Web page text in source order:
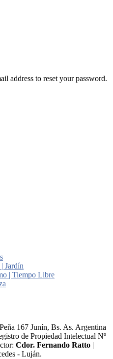
address to reset your password.
Jardín
| Tiempo Libre
167 Junín, Bs. As. Argentina
de Propiedad Intelectual Nº
Cdor. Fernando Ratto |
- Luján.